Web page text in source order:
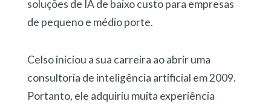
soluções de IA de baixo custo para empresas
de pequeno e médio porte.
Celso iniciou a sua carreira ao abrir uma
consultoria de inteligência artificial em 2009.
Portanto, ele adquiriu muita experiência